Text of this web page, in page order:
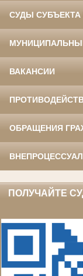
СУДЫ СУБЪЕКТА
ВАКАНСИИ
ОБРАЩЕНИЯ
ПОЛУЧАЙТЕ